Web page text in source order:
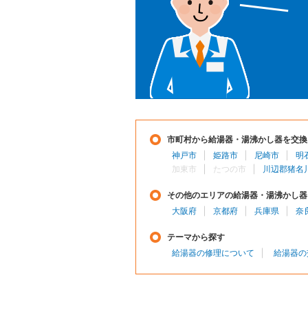
市町村から給湯器・湯沸かし器を交
神戸市
姫路市 尼崎市
明
加東市
たつの市 川辺郡猪名
その他のエリアの給湯器・湯沸かし
大阪府
京都府 兵庫県 奈
テーマから探す
給湯器の修理について
給湯器